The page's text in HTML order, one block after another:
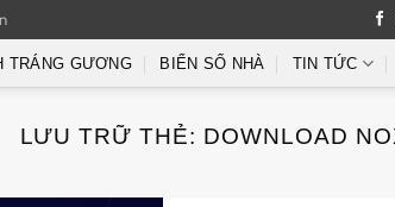
TRÁNG GƯƠNG BIỂN SỐ NHÀ TIN TỨC
LƯU TRỮ THẺ: DOWNLOAD